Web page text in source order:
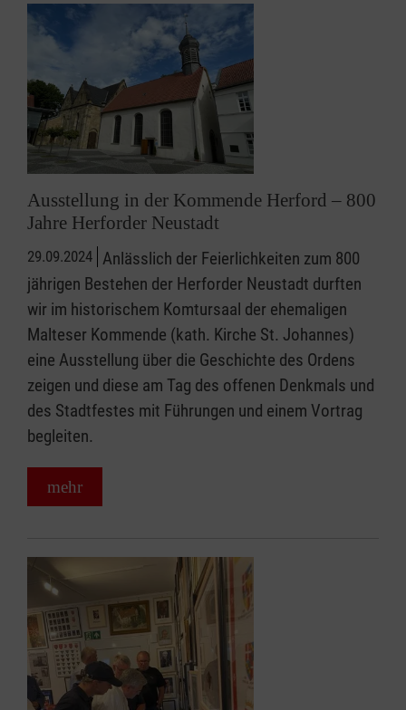
Ausstellung in der Kommende Herford – 800
Jahre Herforder Neustadt
29.09.2024 Anlässlich der Feierlichkeiten zum 800
jährigen Bestehen der Herforder Neustadt durften
wir im historischem Komtursaal der ehemaligen
Malteser Kommende (kath. Kirche St. Johannes)
eine Ausstellung über die Geschichte des Ordens
zeigen und diese am Tag des offenen Denkmals und
des Stadtfestes mit Führungen und einem Vortrag
begleiten.
mehr